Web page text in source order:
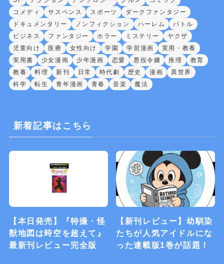
コメディ
サスペンス スポーツ
ダークファンタジー
ドキュメンタリー
ノンフィクション ハーレム
バトル
ビジネス
ファンタジー ホラー ミステリー
ヤクザ
児童向け
医療 女性向け 学園 学習漫画
実用・教養
実用書
少女漫画 少年漫画 恋愛 悪役令嬢 推理
教育
教養
料理 新刊 日常 時代劇 歴史 漫画
異世界
科学
転生 青年漫画 青春 音楽 魔法
新着記事はこちら
【本日発売】『特撮・怪
獣地図は時空を超えて』
最新刊レビュー完全版
【新刊レビュー】幼馴染
たちが人気アイドルにな
った連載版1巻が話題！